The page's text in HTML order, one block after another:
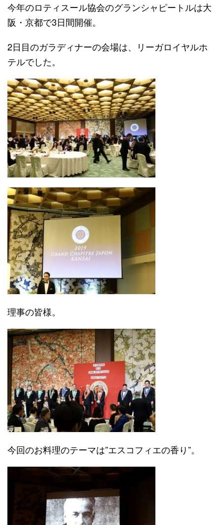
今年のロティスール協会のグランシャピートルは大
阪・京都で3日間開催。
2日目のガラディナーの会場は、リーガロイヤルホ
テルでした。
理事の皆様。
今回のお料理のテーマは”エスコフィエの香り”。